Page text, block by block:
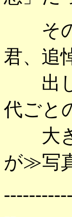
その
君、追
出し
代ごと
大き
が≫写